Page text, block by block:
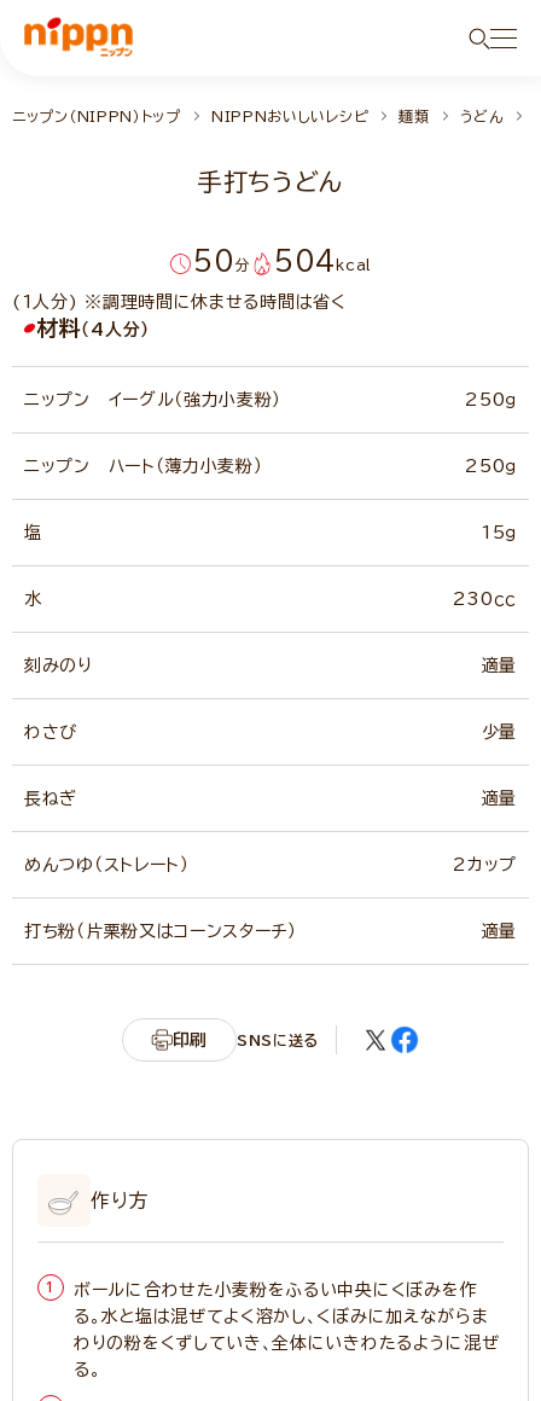
ニップン（NIPPN）トップ NIPPNおいしいレシピ 麺類 うどん
手打ちうどん
50 分 504kcal
(1人分) ※調理時間に休ませる時間は省く
材料（4人分）
ニップン イーグル（強力小麦粉） 250ｇ
ニップン ハート（薄力小麦粉） 250ｇ
塩 15ｇ
水 230ｃｃ
刻みのり 適量
わさび 少量
長ねぎ 適量
めんつゆ（ストレート） 2カップ
打ち粉（片栗粉又はコーンスターチ） 適量
印刷 SNSに送る
作り方
ボールに合わせた小麦粉をふるい中央にくぼみを作
る。水と塩は混ぜてよく溶かし、くぼみに加えながらま
わりの粉をくずしていき、全体にいきわたるように混ぜ
る。